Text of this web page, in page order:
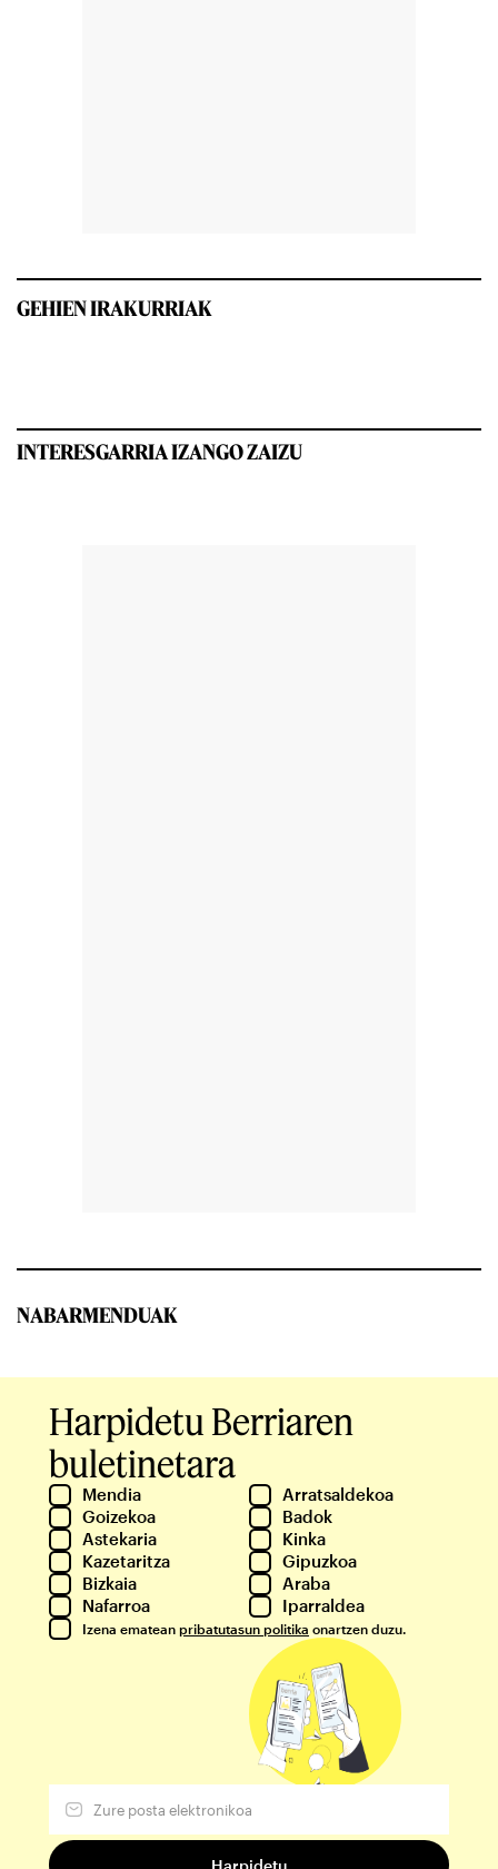
GEHIEN IRAKURRIAK
INTERESGARRIA IZANGO ZAIZU
NABARMENDUAK
Harpidetu Berriaren
buletinetara
Mendia
Arratsaldekoa
Goizekoa
Badok
Astekaria
Kinka
Kazetaritza
Gipuzkoa
Bizkaia
Araba
Nafarroa
Iparraldea
Izena ematean pribatutasun politika onartzen duzu.